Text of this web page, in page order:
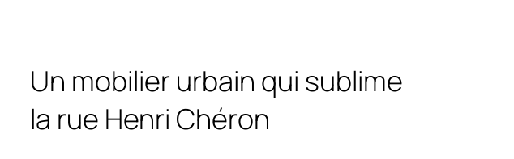
Un mobilier urbain qui sublime
la rue Henri Chéron